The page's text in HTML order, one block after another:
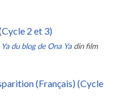
2 et 3)
du blog de Ona Ya din film
(Français) (Cycle